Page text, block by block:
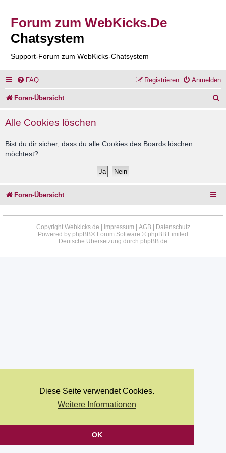
Diese Seite verwendet Cookies.
Weitere Informationen
OK
Forum zum WebKicks.De
Chatsystem
Support-Forum zum WebKicks-Chatsystem
FAQ Anmelden
Registrieren
Foren-Übersicht
Alle Cookies löschen
Bist du dir sicher, dass du alle Cookies des Boards löschen
möchtest?
Foren-Übersicht
Copyright Webkicks.de | Impressum AGB|
Datenschutz
Powered by phpBB® Forum Software © phpBB Limited
Deutsche Übersetzung durch phpBB.de